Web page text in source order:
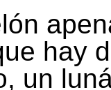
hay
un